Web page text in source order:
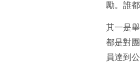
勵。誰
其一是
都是對
員達到